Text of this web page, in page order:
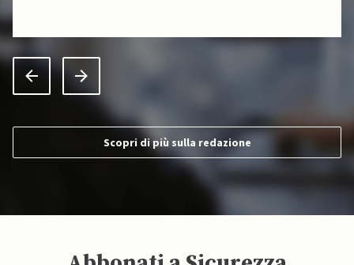
Scopri di più sulla redazione